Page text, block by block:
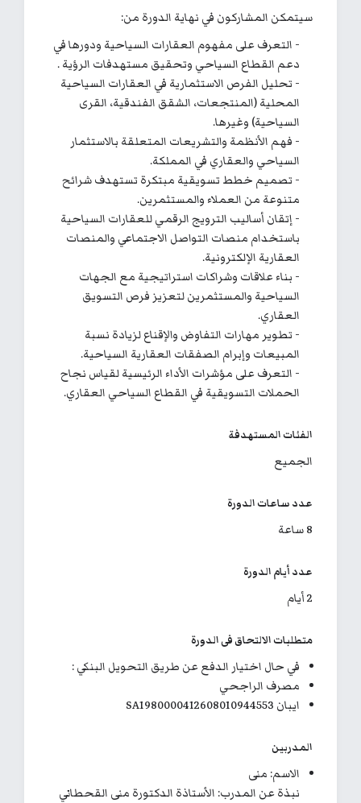
سيتمكن المشاركون في نهاية الدورة من:
- التعرف على مفهوم العقارات السياحية ودورها في
دعم القطاع السياحي وتحقيق مستهدفات الرؤية .
- تحليل الفرص الاستثمارية في العقارات السياحية
المحلية (المنتجعات، الشقق الفندقية، القرى
السياحية) وغيرها.
- فهم الأنظمة والتشريعات المتعلقة بالاستثمار
السياحي والعقاري في المملكة.
- تصميم خطط تسويقية مبتكرة تستهدف شرائح
متنوعة من العملاء والمستثمرين.
- إتقان أساليب الترويج الرقمي للعقارات السياحية
باستخدام منصات التواصل الاجتماعي والمنصات
العقارية الإلكترونية.
- بناء علاقات وشراكات استراتيجية مع الجهات
السياحية والمستثمرين لتعزيز فرص التسويق
العقاري.
- تطوير مهارات التفاوض والإقناع لزيادة نسبة
المبيعات وإبرام الصفقات العقارية السياحية.
- التعرف على مؤشرات الأداء الرئيسية لقياس نجاح
الحملات التسويقية في القطاع السياحي العقاري.
الفئات المستهدفة
الجميع
عدد ساعات الدورة
8 ساعة
عدد أيام الدورة
2 أيام
متطلبات الالتحاق فى الدورة
في حال اختيار الدفع عن طريق التحويل البنكي :
مصرف الراجحي
ايبان SA1980000412608010944553
المدربين
الاسم: منى
نبذة عن المدرب: الأستاذة الدكتورة منى القحطاني